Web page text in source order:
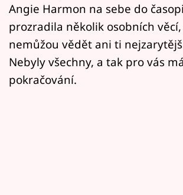
Přihlášení
Sledujte nás
Angie Harmon na sebe do
prozradila několik osobních
nemůžou vědět ani ti
Nebyly všechny, a tak pro vás
pokračování.